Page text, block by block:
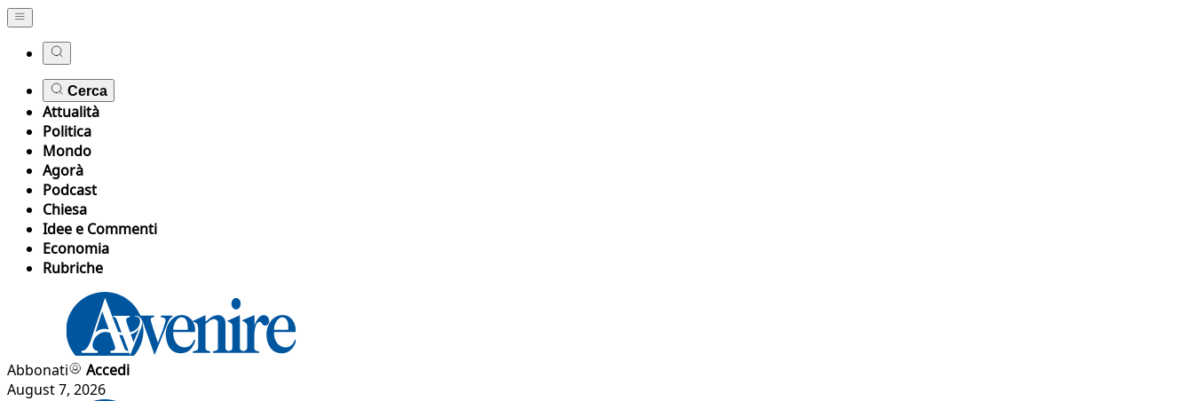
Cerca
Attualità
Politica
Mondo
Agorà
Podcast
Chiesa
Idee e Commenti
Economia
Rubriche
Abbonati
Accedi
August 7, 2026